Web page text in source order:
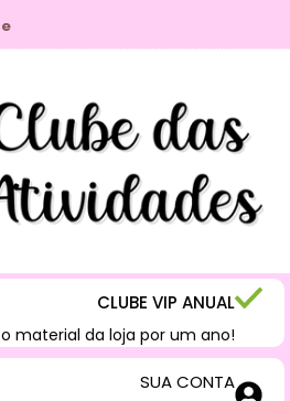
CLUBE VIP ANUAL
material da loja por um ano!
SUA CONTA